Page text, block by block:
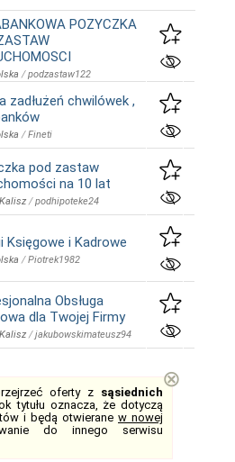
POZYCZKA
/podzastaw122
zadłużeń chwilówek ,
/Fineti
pod zastaw
na 10 lat
/podhipoteke24
Księgowe i Kadrowe
/Piotrek1982
Obsługa
dla Twojej Firmy
/jakubowskimateusz94
oferty z sąsiednich
tytułu oznacza, że dotyczą
i będą otwierane w nowej
do innego serwisu
⊗